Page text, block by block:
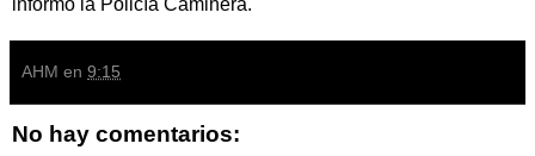
informó la Policía Caminera.
AHM en 9:15
No hay comentarios: